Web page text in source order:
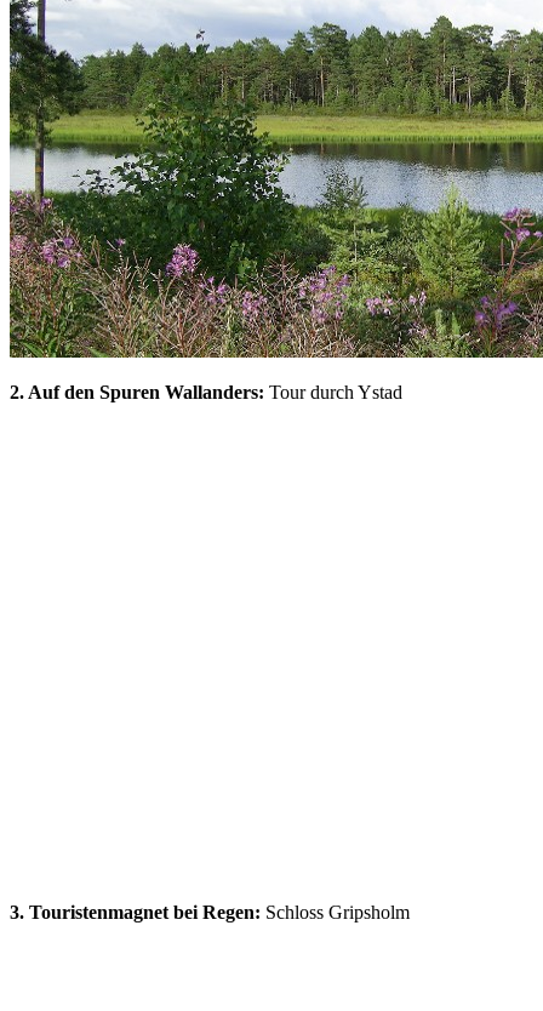
2. Auf den Spuren Wallanders: Tour durch Ystad
3. Touristenmagnet bei Regen: Schloss Gripsholm